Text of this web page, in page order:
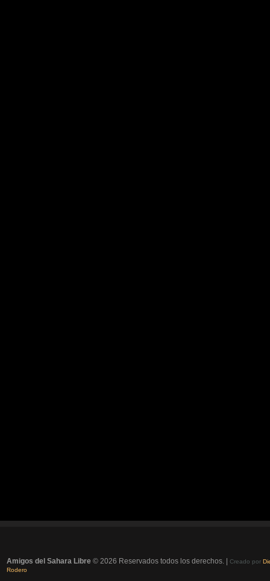
Amigos del Sahara Libre © 2026 Reservados todos los derechos. | Creado por
Rodero